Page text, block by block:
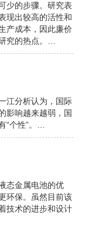
少的步骤。研究表
现出较高的活性和
产成本，因此廉价
究的热点。…
江分析认为，国际
影响越来越弱，国
“个性”。…
态金属电池的优
环保。虽然目前该
技术的进步和设计